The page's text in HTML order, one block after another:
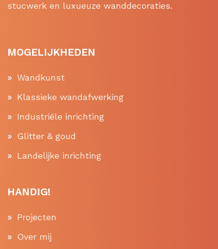
stucwerk en luxueuze wanddecoraties.
MOGELIJKHEDEN
Wandkunst
Klassieke wandafwerking
Industriële inrichting
Glitter & goud
Landelijke inrichting
HANDIG!
Projecten
Over mij